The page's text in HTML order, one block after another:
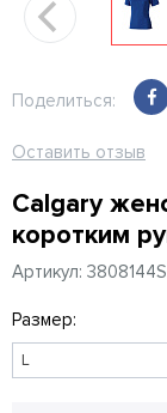
Поделиться:
Оставить отзыв
Calgary
коротким
Артикул: 3808144S
Размер: